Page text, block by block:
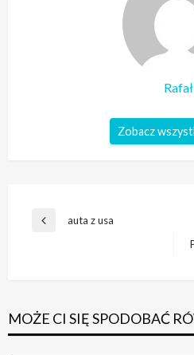
Rafał
Zobacz
Nawigacja
Poprzedni
auta z usa
MOŻE CI SIĘ SPODOBAĆ